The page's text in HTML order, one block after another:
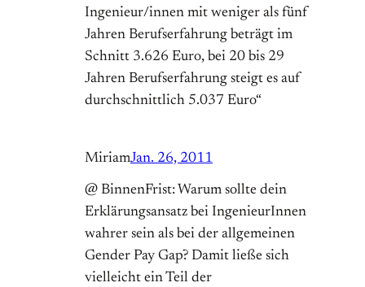
Ingenieur/innen mit weniger als fünf
Jahren Berufserfahrung beträgt im
Schnitt 3.626 Euro, bei 20 bis 29
Jahren Berufserfahrung steigt es auf
durchschnittlich 5.037 Euro“
MiriamJan. 26, 2011
@ BinnenFrist: Warum sollte dein
Erklärungsansatz bei IngenieurInnen
wahrer sein als bei der allgemeinen
Gender Pay Gap? Damit ließe sich
vielleicht ein Teil der